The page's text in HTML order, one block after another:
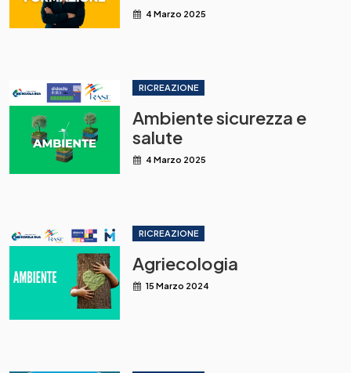
Castelnovo
4 Marzo 2025
RICREAZIONE
Ambiente sicurezza e
salute
4 Marzo 2025
RICREAZIONE
Agriecologia
15 Marzo 2024